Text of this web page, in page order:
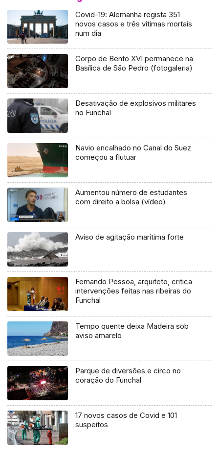
Covid-19: Alemanha regista 351
novos casos e três vítimas mortais
num dia
Corpo de Bento XVI permanece na
Basílica de São Pedro (fotogaleria)
Desativação de explosivos militares
no Funchal
Navio encalhado no Canal do Suez
começou a flutuar
Aumentou número de estudantes
com direito a bolsa (vídeo)
Aviso de agitação marítima forte
Fernando Pessoa, arquiteto, critica
intervenções feitas nas ribeiras do
Funchal
Tempo quente deixa Madeira sob
aviso amarelo
Parque de diversões e circo no
coração do Funchal
17 novos casos de Covid e 101
suspeitos